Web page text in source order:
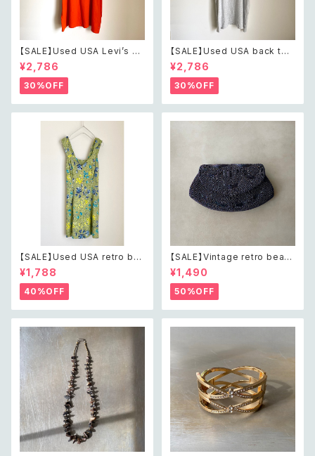
【SALE】Used USA Levi’s su
nrise design orange t shirt
レトロ アメリカ ユーズド 古着
リーバイス サンライズ デザイン
オレンジ Tシャツ XXL
¥2,786
30%OFF
【SALE】Used USA back to t
he 80s car design t shirt レ
トロ アメリカ ユーズド 古着 カ
ーデザイン ライトグレー Tシャ
ツ XXL
¥2,786
30%OFF
【SALE】Used USA retro bot
anical flower salopette sh
ort pants レトロ アメリカ ユー
ズド 古着 ライトグリーン ボタニ
カル フラワー サロペット ショー
トパンツ
¥1,788
40%OFF
【SALE】Vintage retro bead
s embroidery navy blue po
uch レトロ ヴィンテージ ホワイ
ト ビーズ刺繍 ネイビー 紺色 ポ
ーチ
¥1,490
50%OFF